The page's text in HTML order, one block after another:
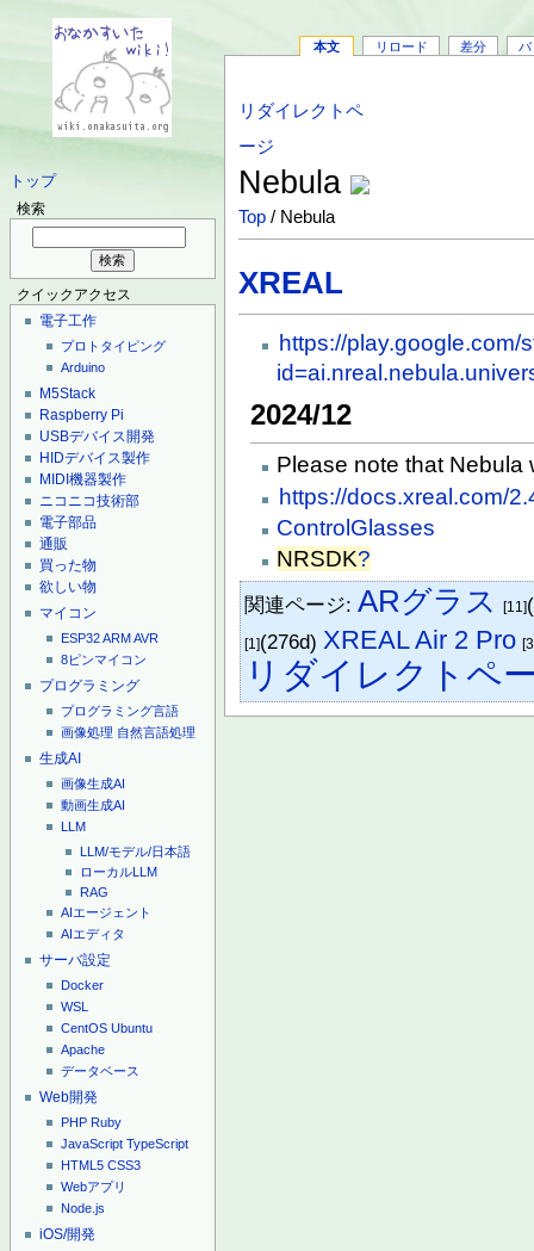
トップ
検索
クイックアクセス
電子工作
プロトタイピング
Arduino
M5Stack
Raspberry Pi
USBデバイス開発
HIDデバイス製作
MIDI機器製作
ニコニコ技術部
電子部品
通販
買った物
欲しい物
マイコン
ESP32ARMAVR
8ピンマイコン
プログラミング
プログラミング言語
画像処理 自然言語処理
生成AI
画像生成AI
動画生成AI
LLM
LLM/モデル/日本語
ローカルLLM
RAG
AIエージェント
AIエディタ
サーバ設定
Docker
WSL
CentOS Ubuntu
Apache
データベース
Web開発
PHP Ruby
JavaScript TypeScript
HTML5 CSS3
Webアプリ
Node.js
iOS/開発
本文 リロード 差分 バ
リダイレクトペ
ージ
Nebula
Top / Nebula
XREAL
https://play.google.com/
2024/12
Please note that Nebula
https://docs.xreal.com/
ControlGlasses
NRSDK?
関連ページ:ARグラス [11]
[1](276d)XREAL Air 2 Pro
リダイレクトペ